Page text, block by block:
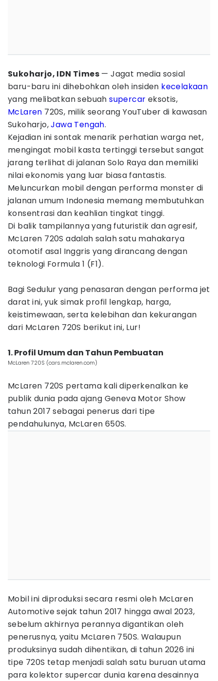
Sukoharjo, IDN Times — Jagat media sosial
baru-baru ini dihebohkan oleh insiden kecelakaan
yang melibatkan sebuahsupercar eksotis,
McLaren 720S, milik seorang YouTuber di kawasan
Sukoharjo,Jawa Tengah.
Kejadian ini sontak menarik perhatian warga net,
mengingat mobil kasta tertinggi tersebut sangat
jarang terlihat di jalanan Solo Raya dan memiliki
nilai ekonomis yang luar biasa fantastis.
Meluncurkan mobil dengan performa monster di
jalanan umum Indonesia memang membutuhkan
konsentrasi dan keahlian tingkat tinggi.
Di balik tampilannya yang futuristik dan agresif,
McLaren 720S adalah salah satu mahakarya
otomotif asal Inggris yang dirancang dengan
teknologi Formula 1 (F1).
Bagi Sedulur yang penasaran dengan performa jet
darat ini, yuk simak profil lengkap, harga,
keistimewaan, serta kelebihan dan kekurangan
dari McLaren 720S berikut ini, Lur!
1. Profil Umum dan Tahun Pembuatan
McLaren 720S (cars.mclaren.com)
McLaren 720S pertama kali diperkenalkan ke
publik dunia pada ajang Geneva Motor Show
tahun 2017 sebagai penerus dari tipe
pendahulunya, McLaren 650S.
Mobil ini diproduksi secara resmi oleh McLaren
Automotive sejak tahun 2017 hingga awal 2023,
sebelum akhirnya perannya digantikan oleh
penerusnya, yaitu McLaren 750S. Walaupun
produksinya sudah dihentikan, di tahun 2026 ini
tipe 720S tetap menjadi salah satu buruan utama
para kolektor supercar dunia karena desainnya